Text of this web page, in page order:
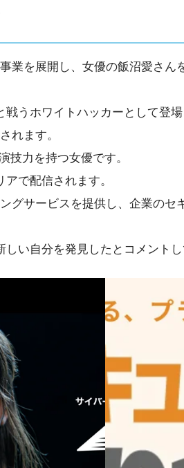
業を展開し、女優の飯沼愛さん
うホワイトハッカーとして登
れます。
技力を持つ女優です。
で配信されます。
グサービスを提供し、企業のセ
い自分を発見したとコメントし